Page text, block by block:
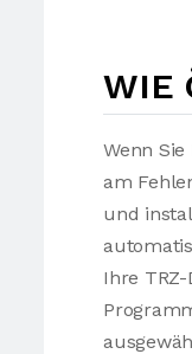
WIE
Wenn
am
und
Ihre